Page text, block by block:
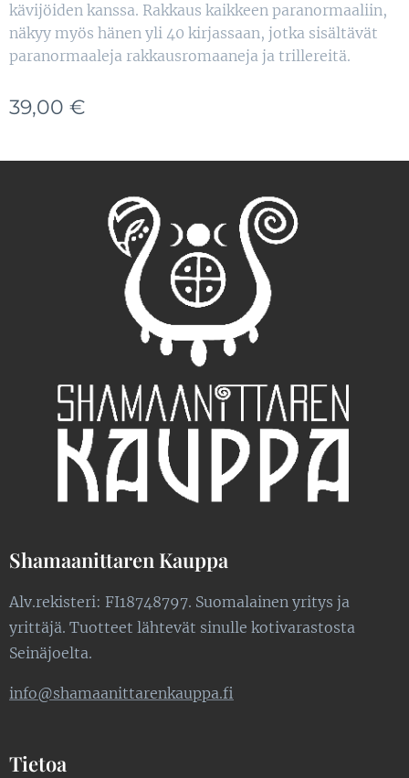
kävijöiden kanssa. Rakkaus kaikkeen paranormaaliin,
näkyy myös hänen yli 40 kirjassaan, jotka sisältävät
paranormaaleja rakkausromaaneja ja trillereitä.
39,00 €
Shamaanittaren Kauppa
Alv.rekisteri: FI18748797. Suomalainen yritys ja
yrittäjä. Tuotteet lähtevät sinulle kotivarastosta
Seinäjoelta.
info@shamaanittarenkauppa.fi
Tietoa